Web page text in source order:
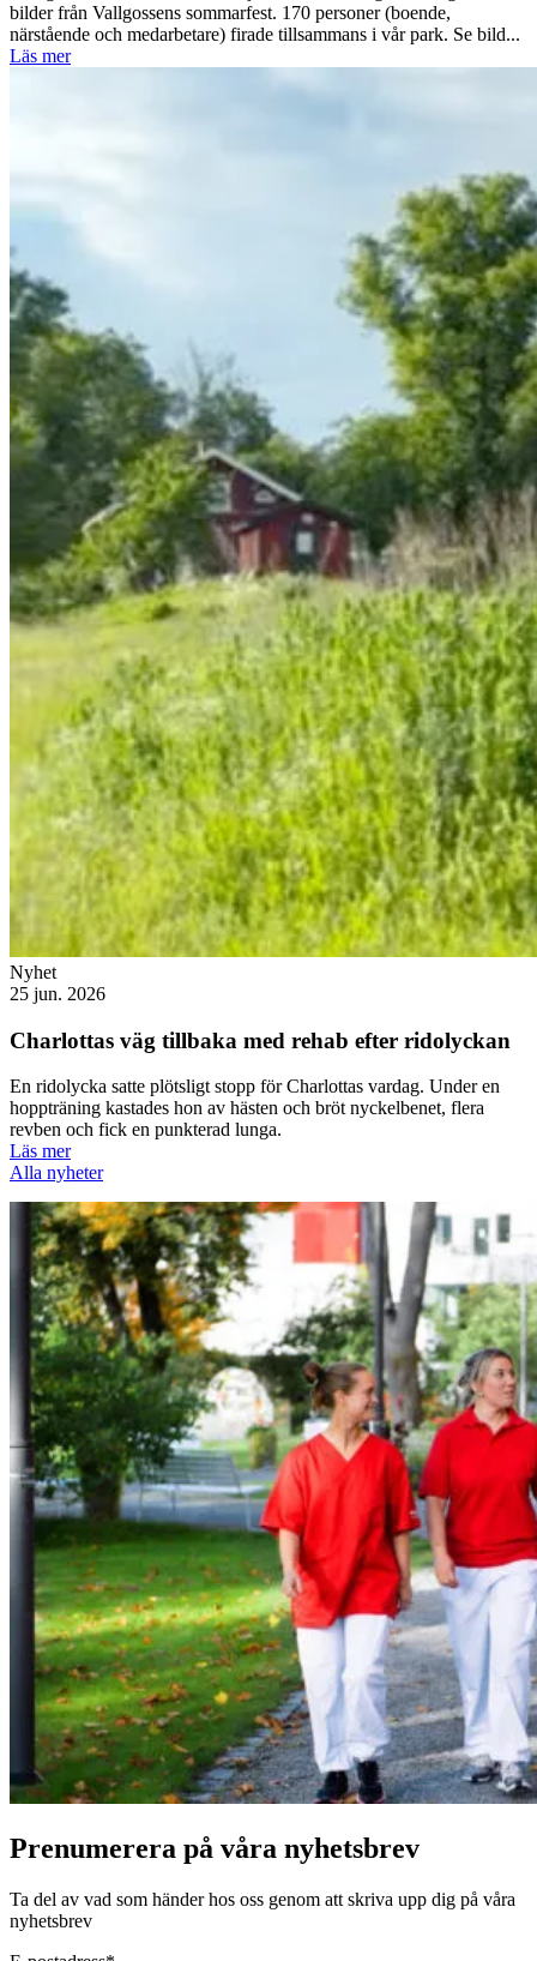
bilder från Vallgossens sommarfest. 170 personer (boende,
närstående och medarbetare) firade tillsammans i vår park. Se bild...
Läs mer
Nyhet
25 jun. 2026
Charlottas väg tillbaka med rehab efter ridolyckan
En ridolycka satte plötsligt stopp för Charlottas vardag. Under en
hoppträning kastades hon av hästen och bröt nyckelbenet, flera
revben och fick en punkterad lunga.
Läs mer
Alla nyheter
Prenumerera på våra nyhetsbrev
Ta del av vad som händer hos oss genom att skriva upp dig på våra
nyhetsbrev